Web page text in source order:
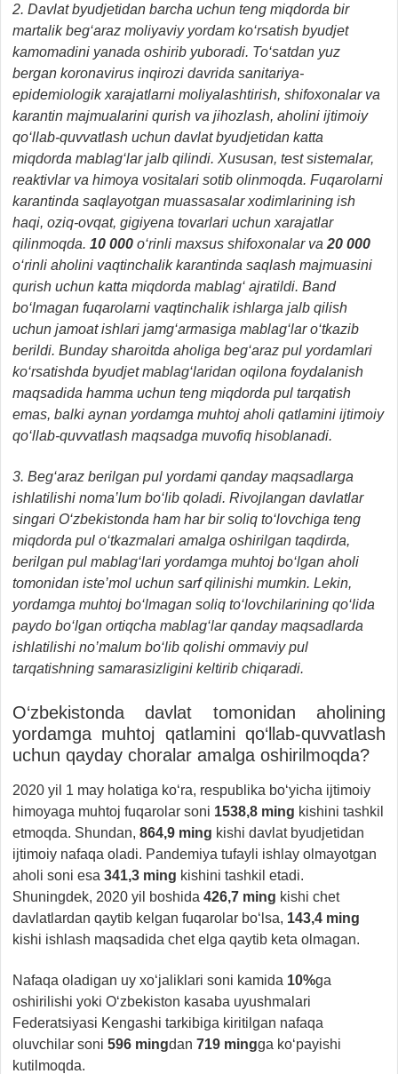
2. Davlat byudjetidan barcha uchun teng miqdorda bir
martalik beg‘araz moliyaviy yordam ko‘rsatish byudjet
kamomadini yanada oshirib yuboradi. To‘satdan yuz
bergan koronavirus inqirozi davrida sanitariya-
epidemiologik xarajatlarni moliyalashtirish, shifoxonalar va
karantin majmualarini qurish va jihozlash, aholini ijtimoiy
qo‘llab-quvvatlash uchun davlat byudjetidan katta
miqdorda mablag‘lar jalb qilindi. Xususan, test sistemalar,
reaktivlar va himoya vositalari sotib olinmoqda. Fuqarolarni
karantinda saqlayotgan muassasalar xodimlarining ish
haqi, oziq-ovqat, gigiyena tovarlari uchun xarajatlar
qilinmoqda. 10 000 o‘rinli maxsus shifoxonalar va 20 000
o‘rinli aholini vaqtinchalik karantinda saqlash majmuasini
qurish uchun katta miqdorda mablag‘ ajratildi. Band
bo‘lmagan fuqarolarni vaqtinchalik ishlarga jalb qilish
uchun jamoat ishlari jamg‘armasiga mablag‘lar o‘tkazib
berildi. Bunday sharoitda aholiga beg‘araz pul yordamlari
ko‘rsatishda byudjet mablag‘laridan oqilona foydalanish
maqsadida hamma uchun teng miqdorda pul tarqatish
emas, balki aynan yordamga muhtoj aholi qatlamini ijtimoiy
qo‘llab-quvvatlash maqsadga muvofiq hisoblanadi.
3. Beg‘araz berilgan pul yordami qanday maqsadlarga
ishlatilishi noma’lum bo‘lib qoladi. Rivojlangan davlatlar
singari O‘zbekistonda ham har bir soliq to‘lovchiga teng
miqdorda pul o‘tkazmalari amalga oshirilgan taqdirda,
berilgan pul mablag‘lari yordamga muhtoj bo‘lgan aholi
tomonidan iste’mol uchun sarf qilinishi mumkin. Lekin,
yordamga muhtoj bo‘lmagan soliq to‘lovchilarining qo‘lida
paydo bo‘lgan ortiqcha mablag‘lar qanday maqsadlarda
ishlatilishi no’malum bo‘lib qolishi ommaviy pul
tarqatishning samarasizligini keltirib chiqaradi.
O‘zbekistonda davlat tomonidan aholining
yordamga muhtoj qatlamini qo‘llab-quvvatlash
uchun qayday choralar amalga oshirilmoqda?
2020 yil 1 may holatiga ko‘ra, respublika bo‘yicha ijtimoiy
himoyaga muhtoj fuqarolar soni 1538,8 ming kishini tashkil
etmoqda. Shundan, 864,9 ming kishi davlat byudjetidan
ijtimoiy nafaqa oladi. Pandemiya tufayli ishlay olmayotgan
aholi soni esa 341,3 ming kishini tashkil etadi.
Shuningdek, 2020 yil boshida 426,7 ming kishi chet
davlatlardan qaytib kelgan fuqarolar bo‘lsa, 143,4 ming
kishi ishlash maqsadida chet elga qaytib keta olmagan.
Nafaqa oladigan uy xo‘jaliklari soni kamida 10%ga
oshirilishi yoki O‘zbekiston kasaba uyushmalari
Federatsiyasi Kengashi tarkibiga kiritilgan nafaqa
oluvchilar soni 596 mingdan 719 mingga ko‘payishi
kutilmoqda.